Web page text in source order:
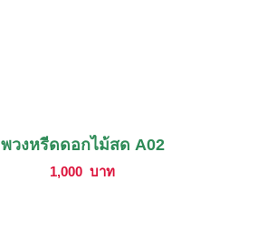
พวงหรีดดอกไม้สด A02
1,000 บาท